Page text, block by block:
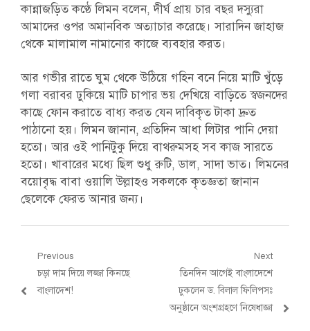
কান্নাজড়িত কণ্ঠে লিমন বলেন, দীর্ঘ প্রায় চার বছর দস্যুরা
আমাদের ওপর অমানবিক অত্যাচার করেছে। সারাদিন জাহাজ
থেকে মালামাল নামানোর কাজে ব্যবহার করত।
আর গভীর রাতে ঘুম থেকে উঠিয়ে গহিন বনে নিয়ে মাটি খুঁড়ে
গলা বরাবর ঢুকিয়ে মাটি চাপার ভয় দেখিয়ে বাড়িতে স্বজনদের
কাছে ফোন করাতে বাধ্য করত যেন দাবিকৃত টাকা দ্রুত
পাঠানো হয়। লিমন জানান, প্রতিদিন আধা লিটার পানি দেয়া
হতো। আর ওই পানিটুকু দিয়ে বাথরুমসহ সব কাজ সারতে
হতো। খাবারের মধ্যে ছিল শুধু রুটি, ডাল, সাদা ভাত। লিমনের
বয়োবৃদ্ধ বাবা ওয়ালি উল্লাহও সকলকে কৃতজ্ঞতা জানান
ছেলেকে ফেরত আনার জন্য।
Post
navigation
Previous
Previous
post:
চড়া দাম দিয়ে লজ্জা কিনছে
বাংলাদেশ!
Next
Next
post:
তিনদিন আগেই বাংলাদেশে
ঢুকলেন ড. বিলাল ফিলিপসঃ
অনুষ্ঠানে অংশগ্রহণে নিষেধাজ্ঞা